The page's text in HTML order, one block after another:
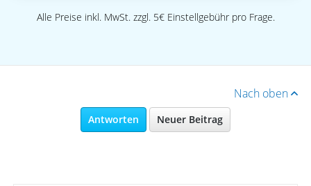
Alle Preise inkl. MwSt. zzgl. 5€ Einstellgebühr pro Frage.
Nach oben
Antworten Neuer Beitrag